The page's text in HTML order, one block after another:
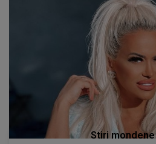
Stiri mondene